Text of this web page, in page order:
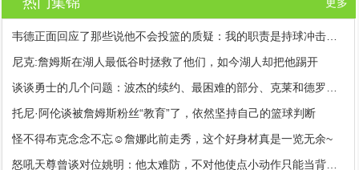
尼克:詹姆斯在湖人最低谷时拯救了他们，如今湖人却把他踢开
托尼·阿伦谈被詹姆斯粉丝“教育”了，依然坚持自己的篮球判断
怪不得布克念念不忘☺️詹娜此前走秀，这个好身材真是一览无余~